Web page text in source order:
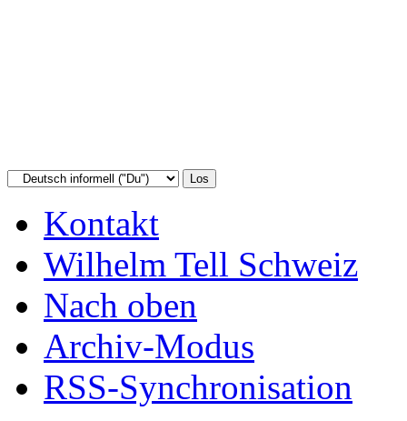
Kontakt
Wilhelm Tell Schweiz
Nach oben
Archiv-Modus
RSS-Synchronisation